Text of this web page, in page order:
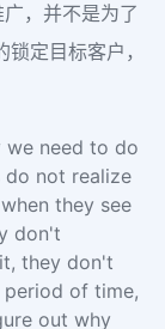
，并不是为了
定目标客户，
we need to do
do not realize
they see
don't
they don't
period of time,
out why